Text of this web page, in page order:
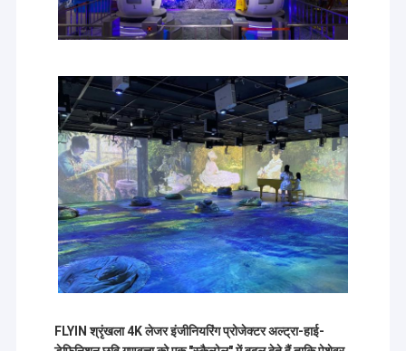
FLYIN श्रृंखला 4K लेजर इंजीनियरिंग प्रोजेक्टर अल्ट्रा-हाई-